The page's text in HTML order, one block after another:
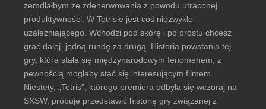
zemdlałbym ze zdenerwowania z powodu utraconej
produktywności. W Tetrisie jest coś niezwykle
uzależniającego. Wchodzi pod skórę i po prostu chcesz
grać dalej, jedną rundę za drugą. Historia powstania tej
gry, która stała się międzynarodowym fenomenem, z
pewnością mogłaby stać się interesującym filmem.
Niestety, „Tetris”, którego premiera odbyła się wczoraj na
SXSW, próbuje przedstawić historię gry związanej z